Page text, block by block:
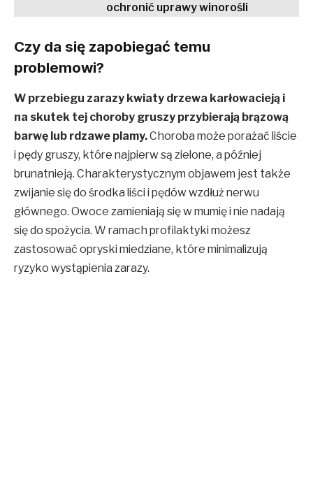
ochronić uprawy winorośli
Czy da się zapobiegać temu
problemowi?
W przebiegu zarazy kwiaty drzewa karłowacieją i
na skutek tej choroby gruszy przybierają brązową
barwę lub rdzawe plamy.Choroba może porażać liście
i pędy gruszy, które najpierw są zielone, a później
brunatnieją. Charakterystycznym objawem jest także
zwijanie się do środka liści i pędów wzdłuż nerwu
głównego. Owoce zamieniają się w mumię i nie nadają
się do spożycia. W ramach profilaktyki możesz
zastosować opryski miedziane, które minimalizują
ryzyko wystąpienia zarazy.